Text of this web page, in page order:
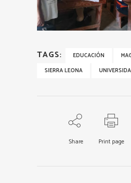
TAGS: EDUCACIÓN
SIERRA LEONA
Share Print page